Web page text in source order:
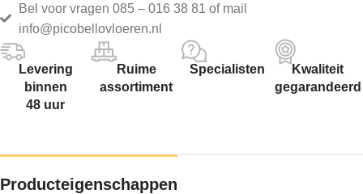
Bel voor vragen 085 – 016 38 81 of mail
info@picobellovloeren.nl
Levering
binnen
48 uur
Ruime
assortiment
Specialisten
Kwaliteit
gegarandeerd
Producteigenschappen